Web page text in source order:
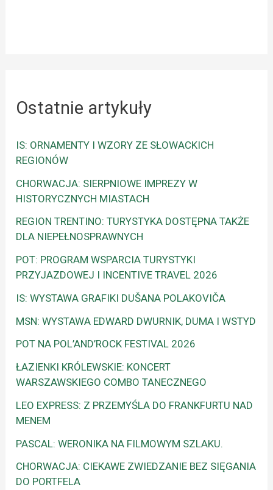
Ostatnie artykuły
IS: ORNAMENTY I WZORY ZE SŁOWACKICH
REGIONÓW
CHORWACJA: SIERPNIOWE IMPREZY W
HISTORYCZNYCH MIASTACH
REGION TRENTINO: TURYSTYKA DOSTĘPNA TAKŻE
DLA NIEPEŁNOSPRAWNYCH
POT: PROGRAM WSPARCIA TURYSTYKI
PRZYJAZDOWEJ I INCENTIVE TRAVEL 2026
IS: WYSTAWA GRAFIKI DUŠANA POLAKOVIČA
MSN: WYSTAWA EDWARD DWURNIK, DUMA I WSTYD
POT NA POL’AND’ROCK FESTIVAL 2026
ŁAZIENKI KRÓLEWSKIE: KONCERT
WARSZAWSKIEGO COMBO TANECZNEGO
LEO EXPRESS: Z PRZEMYŚLA DO FRANKFURTU NAD
MENEM
PASCAL: WERONIKA NA FILMOWYM SZLAKU.
CHORWACJA: CIEKAWE ZWIEDZANIE BEZ SIĘGANIA
DO PORTFELA